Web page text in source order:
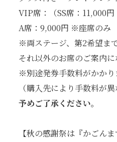
VIP席：（SS席：11,000
A席：9,000円 ※座席のみ
※両ステージ、第2希望ま
それ以外のお席のご案内に
※別途発券手数料がかかり
（購入先により手数料が異
予めご了承ください。
【秋の感謝祭は『かごん